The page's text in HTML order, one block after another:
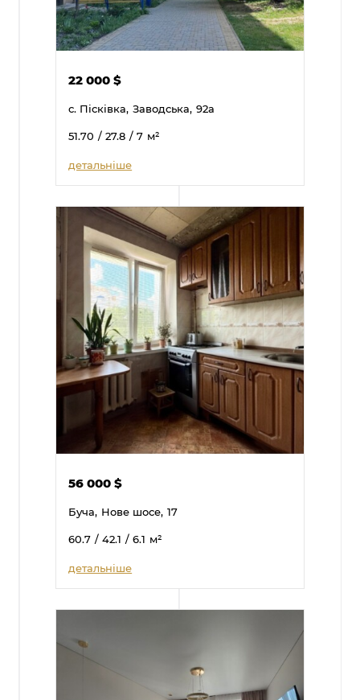
22 000$
с. Пісківка, Заводська, 92а
51.70 / 27.8 / 7 м²
детальніше
56 000$
Буча, Нове шосе, 17
60.7 / 42.1 / 6.1 м²
детальніше